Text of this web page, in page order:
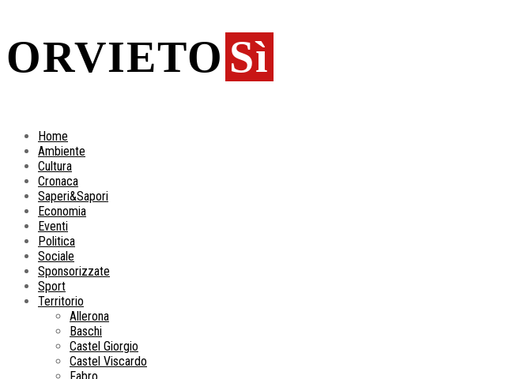
ORVIETO Sì
Home
Ambiente
Cultura
Cronaca
Saperi&Sapori
Economia
Eventi
Politica
Sociale
Sponsorizzate
Sport
Territorio
Allerona
Baschi
Castel Giorgio
Castel Viscardo